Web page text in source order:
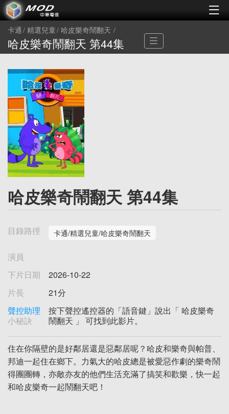
卡通 精選兒童 哈皮樂奇鬧翻天
哈皮樂奇鬧翻天 第44集
哈皮樂奇鬧翻天 第44集
目錄路徑 卡通/精選兒童/哈皮樂奇鬧翻天
演員
下片日期
2026-10-22
片長
21分
聲控助理
小秘訣
按下聲控遙控器的「語音鍵」說出「 哈皮樂奇
鬧翻天 」 可找到此影片。
住在你隔壁的是好鄰居還是惡鄰居呢？哈皮和樂奇與帕普、
邦迪一起住在鄉下。力氣大的哈皮總是被愛惡作劇的樂奇鬧
得團團轉，亦敵亦友的他們生活充滿了搞笑和歡樂，快一起
和哈皮樂奇一起鬧翻天吧！